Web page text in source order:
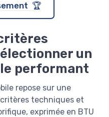
🏆
un
performant
repose sur une
techniques et
exprimée en BTU